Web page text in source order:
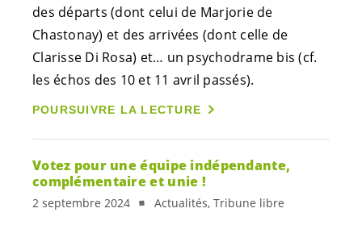
des départs (dont celui de Marjorie de
Chastonay) et des arrivées (dont celle de
Clarisse Di Rosa) et… un psychodrame bis (cf.
les échos des 10 et 11 avril passés).
POURSUIVRE LA LECTURE
Votez pour une équipe indépendante,
complémentaire et unie !
2 septembre 2024 Actualités, Tribune libre